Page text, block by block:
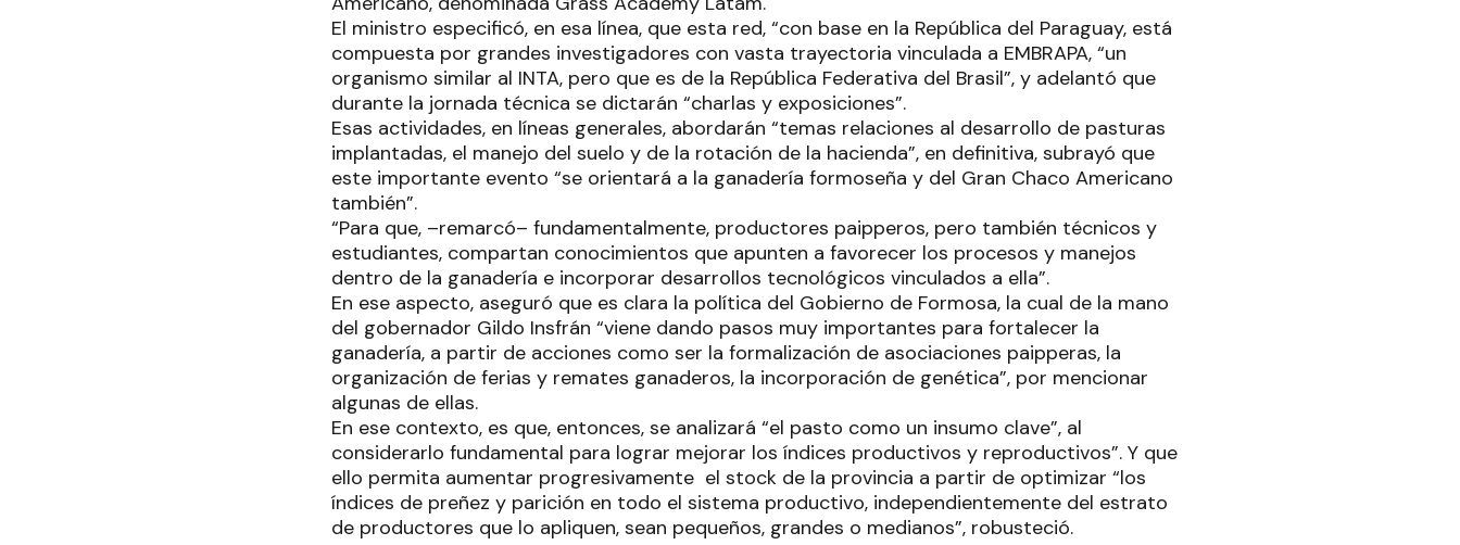
El ministro especificó, en esa línea, que esta red, “con base en la República del Paraguay, está
compuesta por grandes investigadores con vasta trayectoria vinculada a EMBRAPA, “un
organismo similar al INTA, pero que es de la República Federativa del Brasil”, y adelantó que
durante la jornada técnica se dictarán “charlas y exposiciones”.
Esas actividades, en líneas generales, abordarán “temas relaciones al desarrollo de pasturas
implantadas, el manejo del suelo y de la rotación de la hacienda”, en definitiva, subrayó que
este importante evento “se orientará a la ganadería formoseña y del Gran Chaco Americano
también”.
“Para que, –remarcó– fundamentalmente, productores paipperos, pero también técnicos y
estudiantes, compartan conocimientos que apunten a favorecer los procesos y manejos
dentro de la ganadería e incorporar desarrollos tecnológicos vinculados a ella”.
En ese aspecto, aseguró que es clara la política del Gobierno de Formosa, la cual de la mano
del gobernador Gildo Insfrán “viene dando pasos muy importantes para fortalecer la
ganadería, a partir de acciones como ser la formalización de asociaciones paipperas, la
organización de ferias y remates ganaderos, la incorporación de genética”, por mencionar
algunas de ellas.
En ese contexto, es que, entonces, se analizará “el pasto como un insumo clave”, al
considerarlo fundamental para lograr mejorar los índices productivos y reproductivos”. Y que
ello permita aumentar progresivamente el stock de la provincia a partir de optimizar “los
índices de preñez y parición en todo el sistema productivo, independientemente del estrato
de productores que lo apliquen, sean pequeños, grandes o medianos”, robusteció.